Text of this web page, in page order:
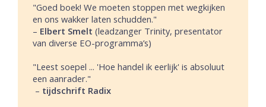
"Goed boek! We moeten stoppen met wegkijken
en ons wakker laten schudden."
– Elbert Smelt (leadzanger Trinity, presentator
van diverse EO-programma’s)
"Leest soepel ... 'Hoe handel ik eerlijk' is absoluut
een aanrader."
– tijdschrift Radix